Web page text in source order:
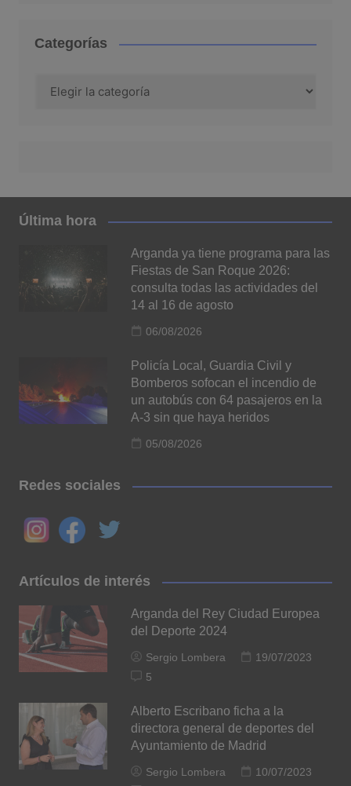
Categorías
Última hora
Arganda ya tiene programa para las
Fiestas de San Roque 2026:
consulta todas las actividades del
14 al 16 de agosto
06/08/2026
Policía Local, Guardia Civil y
Bomberos sofocan el incendio de
un autobús con 64 pasajeros en la
A-3 sin que haya heridos
05/08/2026
Redes sociales
Artículos de interés
Arganda del Rey Ciudad Europea
del Deporte 2024
Sergio Lombera
19/07/2023
5
Alberto Escribano ficha a la
directora general de deportes del
Ayuntamiento de Madrid
Sergio Lombera
10/07/2023